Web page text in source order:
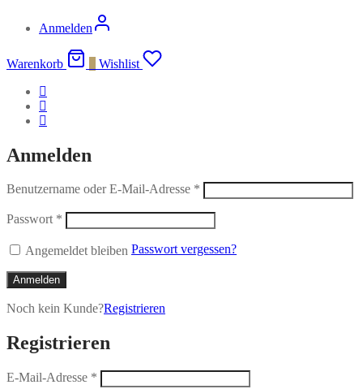
Anmelden
Warenkorb Wishlist
Anmelden
Benutzername oder E-Mail-Adresse *
Passwort *
Angemeldet bleiben Passwort vergessen?
Anmelden
Noch kein Kunde?Registrieren
Registrieren
E-Mail-Adresse *